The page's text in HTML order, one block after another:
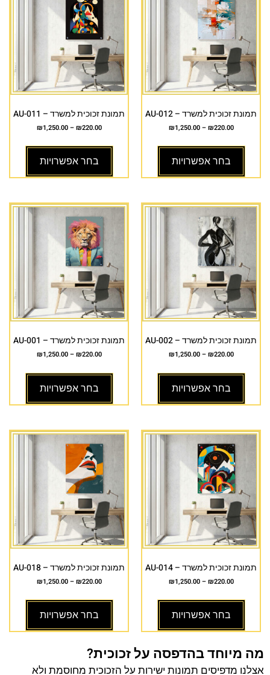
תמונת זכוכית למשרד – AU-012
₪220.00
–
₪1,250.00
בחר אפשרויות
תמונת זכוכית למשרד – AU-011
₪220.00
–
₪1,250.00
בחר אפשרויות
תמונת זכוכית למשרד – AU-002
₪220.00
–
₪1,250.00
בחר אפשרויות
תמונת זכוכית למשרד – AU-001
₪220.00
–
₪1,250.00
בחר אפשרויות
תמונת זכוכית למשרד – AU-014
₪220.00
–
₪1,250.00
בחר אפשרויות
תמונת זכוכית למשרד – AU-018
₪220.00
–
₪1,250.00
בחר אפשרויות
מה מיוחד בהדפסה על זכוכית?
אצלנו מדפיסים תמונות ישירות על הזכוכית מחוסמת ולא